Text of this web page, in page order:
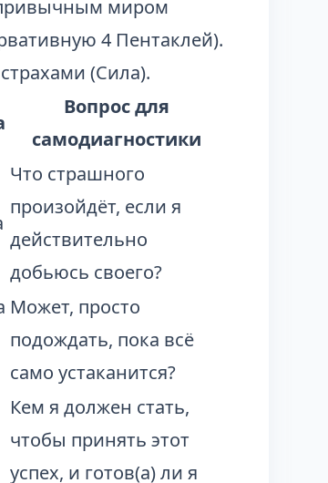
привычным миром
4 Пентаклей).
(Сила).
Вопрос для
самодиагностики
Что страшного
произойдёт, если я
действительно
добьюсь своего?
Может, просто
подождать, пока всё
само устаканится?
Кем я должен стать,
чтобы принять этот
успех, и готов(а) ли я